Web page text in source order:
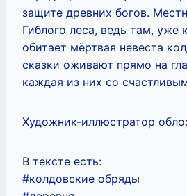
защите древних богов.
Гиблого леса, ведь там, уже
обитает мёртвая невеста
сказки оживают прямо на
каждая из них со
Художник-иллюстратор
В тексте есть:
#колдовские обряды